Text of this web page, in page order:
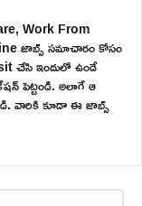
Work From
జాబ్స్ సమాచారం కోసం
చేసి ఇందులో ఉండే
పెట్టండి. అలాగే ఆ
వారికి కూడా ఈ జాబ్స్